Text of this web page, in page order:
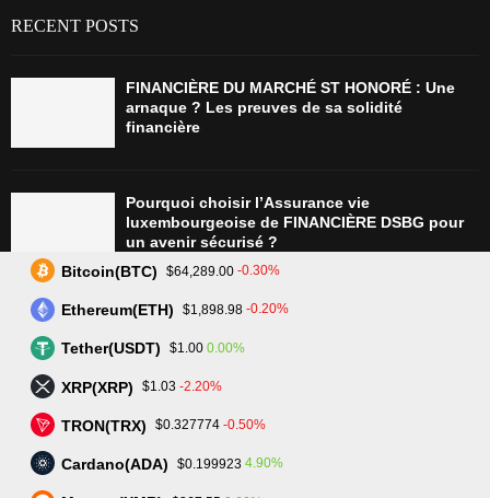
RECENT POSTS
FINANCIÈRE DU MARCHÉ ST HONORÉ : Une
arnaque ? Les preuves de sa solidité
financière
Pourquoi choisir l’Assurance vie
luxembourgeoise de FINANCIÈRE DSBG pour
un avenir sécurisé ?
Tradez plus intelligemment avec Assetarion :
L’avenir du trading : SmartPortfolio Trading, la
monnaies
Bitcoin(BTC) $64,289.00 -0.30%
Ethereum(ETH) $1,898.98 -0.20%
Tether(USDT) $1.00 0.00%
XRP(XRP) $1.03 -2.20%
TRON(TRX) $0.327774 -0.50%
Cardano(ADA) $0.199923 4.90%